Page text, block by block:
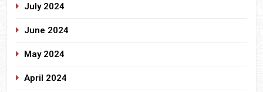
July 2024
June 2024
May 2024
April 2024